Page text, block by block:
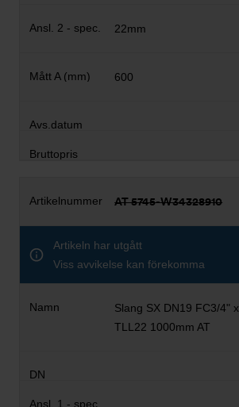
22mm
600
AT 5745-W34328910
Artikeln har utgått
Viss avvikelse kan förekomma
Slang SX DN19 FC3/4" x
TLL22 1000mm AT